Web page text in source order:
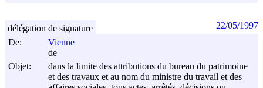
De:
Vienne
de
Objet:
dans la limite des attributions du bureau du patrimoine
et des travaux et au nom du ministre du travail et des
délégation de signature 22/05/1997